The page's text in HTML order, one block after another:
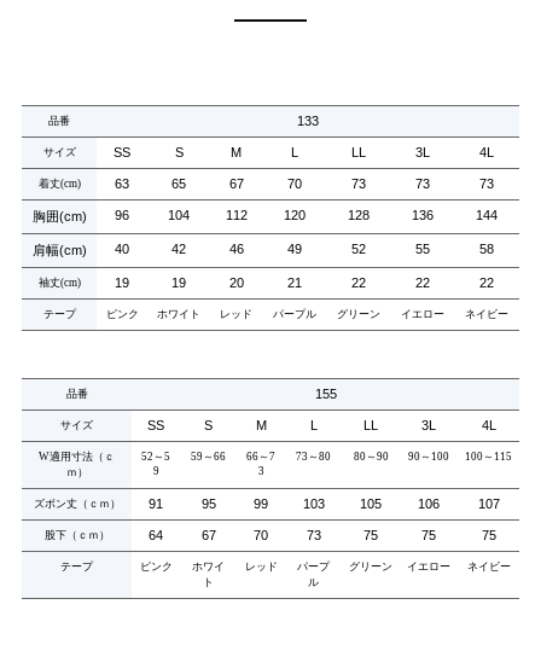
品番 133
サイズ SS S M L LL 3L 4L
着丈(cm) 63 65 67 70 73 73 73
胸囲(cm) 96 104 112 120 128 136 144
肩幅(cm) 40 42 46 49 52 55 58
袖丈(cm) 19 19 20 21 22 22 22
テープ ピンク ホワイト レッド パープル グリーン イエロー ネイビー
品番 155
サイズ SS S M L LL 3L 4L
W適用寸法（ｃ
ｍ）
52 ～ 5
9
59 ～ 66 66 ～ 7
3
73 ～ 80 80～ 90 90 ～ 100 100 ～ 115
ズボン丈（ｃｍ） 91 95 99 103 105 106 107
股下（ｃｍ） 64 67 70 73 75 75 75
テープ ピンク
ホワイ
ト
レッド
パープ
ル
グリーン イエロー ネイビー